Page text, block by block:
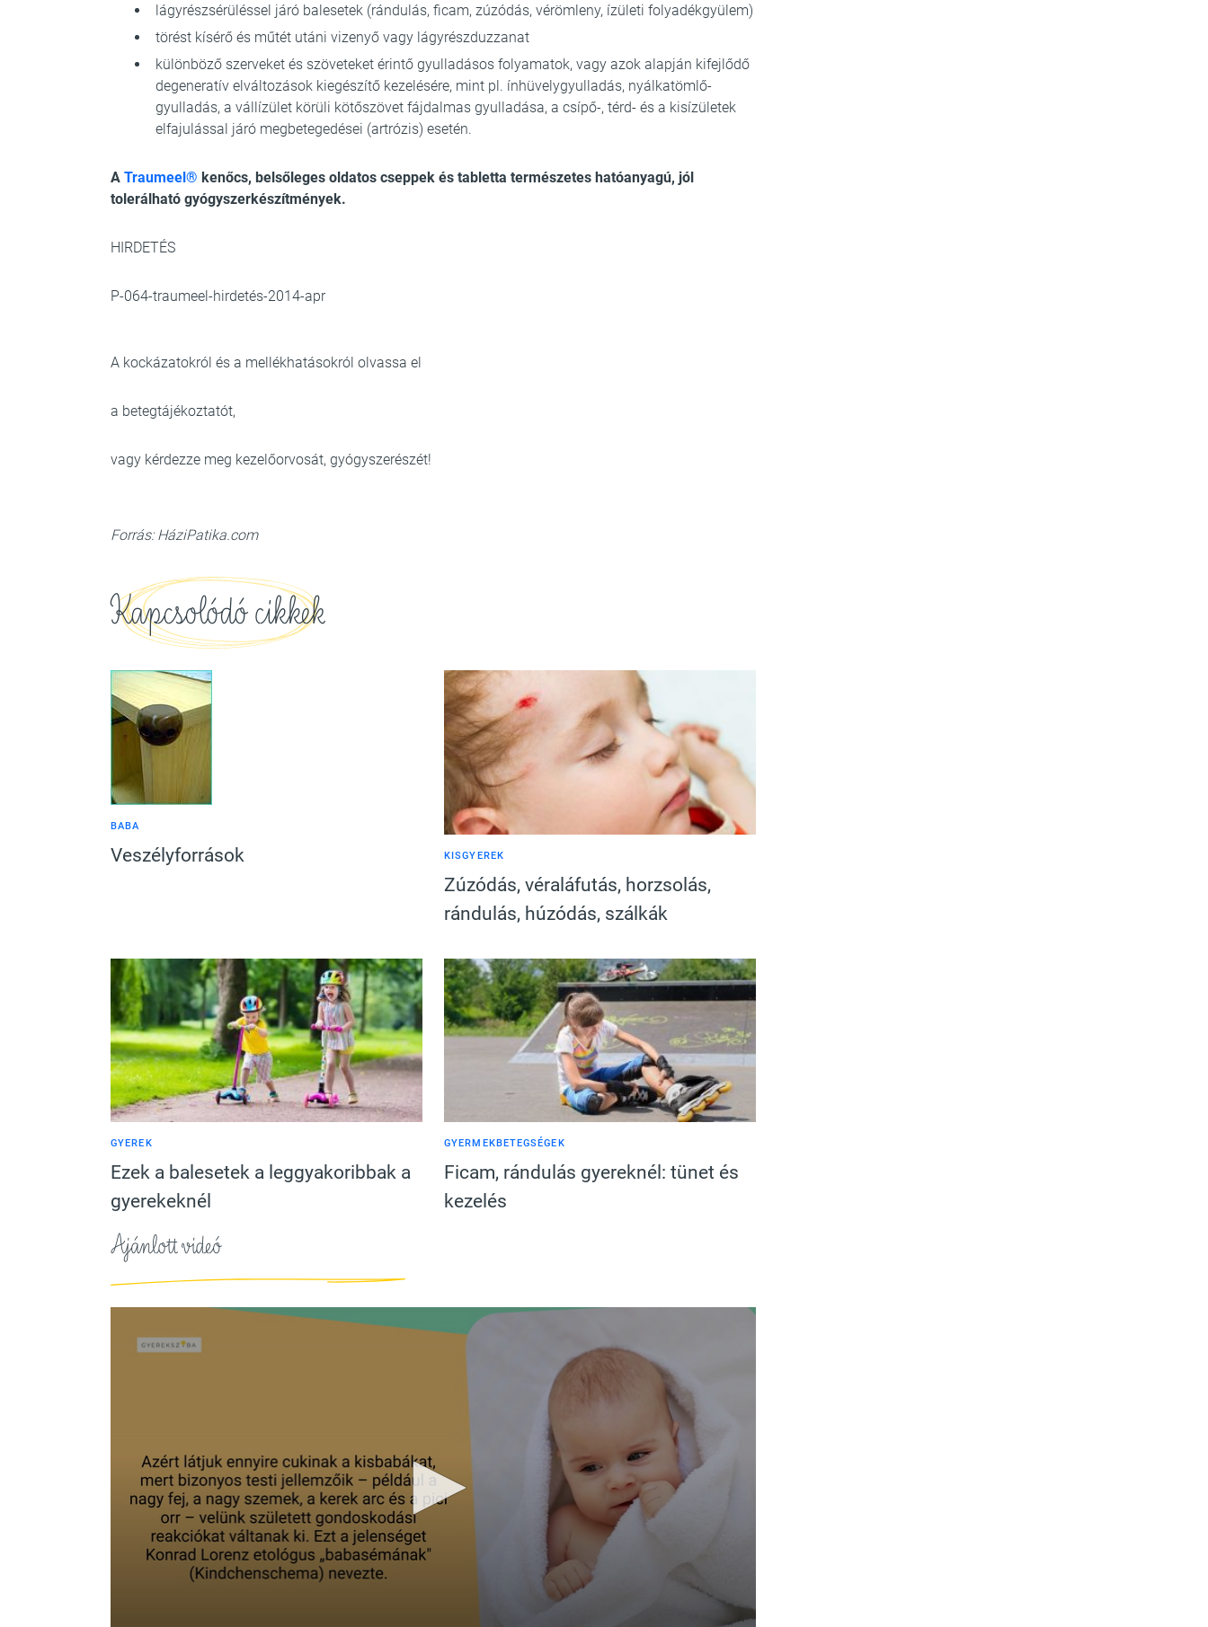
lágyrészsérüléssel járó balesetek (rándulás, ficam, zúzódás, vérömleny, ízületi folyadékgyülem)
törést kísérő és műtét utáni vizenyő vagy lágyrészduzzanat
különböző szerveket és szöveteket érintő gyulladásos folyamatok, vagy azok alapján kifejlődő
degeneratív elváltozások kiegészítő kezelésére, mint pl. ínhüvelygyulladás, nyálkatömlő-
gyulladás, a vállízület körüli kötőszövet fájdalmas gyulladása, a csípő-, térd- és a kisízületek
elfajulással járó megbetegedései (artrózis) esetén.
A Traumeel® kenőcs, belsőleges oldatos cseppek és tabletta természetes hatóanyagú, jól
tolerálható gyógyszerkészítmények.
HIRDETÉS
P-064-traumeel-hirdetés-2014-apr
A kockázatokról és a mellékhatásokról olvassa el
a betegtájékoztatót,
vagy kérdezze meg kezelőorvosát, gyógyszerészét!
Forrás: HáziPatika.com
Kapcsolódó cikkek
BABA
Veszélyforrások KISGYEREK
Zúzódás, véraláfutás, horzsolás,
rándulás, húzódás, szálkák
GYEREK
Ezek a balesetek a leggyakoribbak a
gyerekeknél
GYERMEKBETEGSÉGEK
Ficam, rándulás gyereknél: tünet és
kezelés
Ajánlott videó